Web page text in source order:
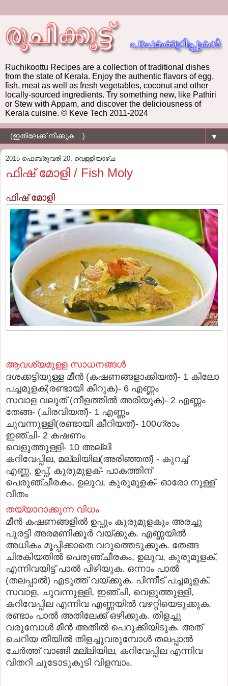
Ruchikoottu Recipes are a collection of traditional dishes
from the state of Kerala. Enjoy the authentic flavors of egg,
fish, meat as well as fresh vegetables, coconut and other
locally-sourced ingredients. Try something new, like Pathiri
or Stew with Appam, and discover the deliciousness of
Kerala cuisine. © Keve Tech 2011-2024
▼
2015 ഫെബ്രുവരി 20, വെള്ളിയാഴ്‌ച
ഫിഷ്‌ മോളി / Fish Moly
ഫിഷ്‌ മോളി
ആവശ്യമുള്ള സാധനങ്ങള്‍
ദശക്കട്ടിയുള്ള മീന്‍ (കഷണങ്ങളാക്കിയത്‌)- 1 കിലോ
പച്ചമുളക്‌(രണ്ടായി കീറുക)- 6 എണ്ണം
സവാള വലുത്‌ (നീളത്തില്‍ അരിയുക)- 2 എണ്ണം
തേങ്ങ- (ചിരവിയത്‌)- 1 എണ്ണം
ചുവന്നുള്ളി(രണ്ടായി കീറിയത്‌)- 100ഗ്രാം
ഇഞ്ചി- 2 കഷണം
വെളുത്തുള്ളി- 10 അല്ലി
കറിവേപ്പില, മല്ലിയില(അരിഞ്ഞത്‌) - കുറച്ച്‌
എണ്ണ, ഉപ്പ്‌, കുരുമുളക്‌- പാകത്തിന്‌
പെരുഞ്ചീരകം, ഉലുവ, കുരുമുളക്‌- ഓരോ നുള്ള്‌
വീതം
തയ്യാറാക്കുന്ന വിധം
മീന്‍ കഷണങ്ങളില്‍ ഉപ്പും കുരുമുളകും അരച്ചു
പുരട്ടി അരമണിക്കൂര്‍ വയ്‌ക്കുക. എണ്ണയില്‍
അധികം മൂപ്പിക്കാതെ വറുത്തെടുക്കുക. തേങ്ങ
ചിരകിയതില്‍ പെരുഞ്ചീരകം, ഉലുവ, കുരുമുളക്‌,
എന്നിവയിട്ട്‌ പാല്‍ പിഴിയുക. ഒന്നാം പാല്‍
(തലപ്പാല്‍) എടുത്ത്‌ വയ്‌ക്കുക. പിന്നീട്‌ പച്ചമുളക്‌,
സവാള, ചുവന്നുള്ളി, ഇഞ്ചി, വെളുത്തുള്ളി,
കറിവേപ്പില എന്നിവ എണ്ണയില്‍ വഴറ്റിയെടുക്കുക.
രണ്ടാം പാല്‍ അതിലേക്ക്‌ ഒഴിക്കുക. തിളച്ചു
വരുമ്പോള്‍ മീന്‍ അതില്‍ പെറുക്കിയിടുക. അത്‌
ചെറിയ തീയില്‍ തിളച്ചുവരുമ്പോള്‍ തലപ്പാല്‍
ചേര്‍ത്ത്‌ വാങ്ങി മല്ലിയില, കറിവേപ്പില എന്നിവ
വിതറി ചൂടോടുകൂടി വിളമ്പാം.